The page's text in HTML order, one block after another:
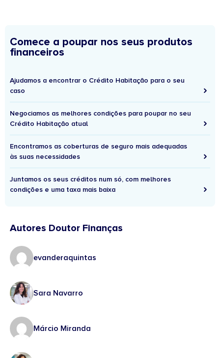
Comece a poupar nos seus produtos
financeiros
Ajudamos a encontrar o Crédito Habitação para o seu
caso
Negociamos as melhores condições para poupar no seu
Crédito Habitação atual
Encontramos as coberturas de seguro mais adequadas
às suas necessidades
Juntamos os seus créditos num só, com melhores
condições e uma taxa mais baixa
Autores Doutor Finanças
evanderaquintas
Sara Navarro
Márcio Miranda